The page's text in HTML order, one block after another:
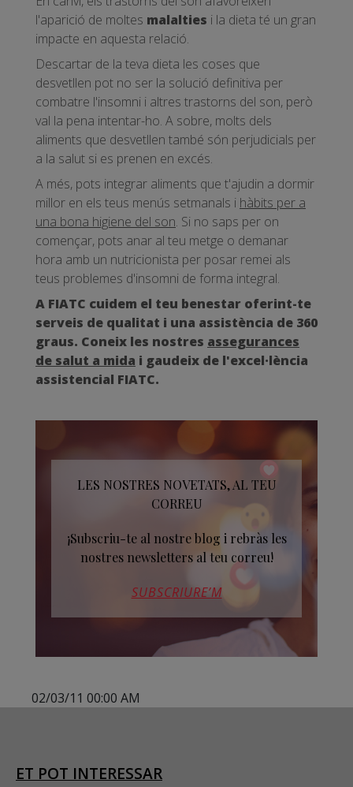
l'aparició de moltes malalties i la dieta té un gran
impacte en aquesta relació.
Descartar de la teva dieta les coses que
desvetllen pot no ser la solució definitiva per
combatre l'insomni i altres trastorns del son, però
val la pena intentar-ho. A sobre, molts dels
aliments que desvetllen també són perjudicials per
a la salut si es prenen en excés.
A més, pots integrar aliments que t'ajudin a dormir
millor en els teus menús setmanals i hàbits per a
una bona higiene del son. Si no saps per on
començar, pots anar al teu metge o demanar
hora amb un nutricionista per posar remei als
teus problemes d'insomni de forma integral.
A FIATC cuidem el teu benestar oferint-te
serveis de qualitat i una assistència de 360
graus. Coneix les nostres assegurances
de salut a mida i gaudeix de l'excel·lència
assistencial FIATC.
LES NOSTRES NOVETATS, AL TEU
CORREU
¡Subscriu-te al nostre blog i rebràs les
nostres newsletters al teu correu!
SUBSCRIURE’M
02/03/11 00:00 AM
ET POT INTERESSAR